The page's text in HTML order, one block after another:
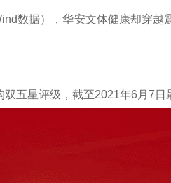
数据），华安文体健康却穿
五星评级，截至2021年6月7